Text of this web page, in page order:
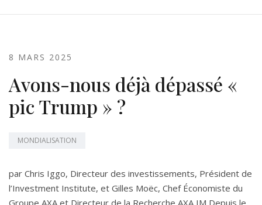
8 MARS 2025
Avons-nous déjà dépassé «
pic Trump » ?
MONDIALISATION
par Chris Iggo, Directeur des investissements, Président de
l’Investment Institute, et Gilles Moëc, Chef Économiste du
Groupe AXA et Directeur de la Recherche AXA IM Depuis le